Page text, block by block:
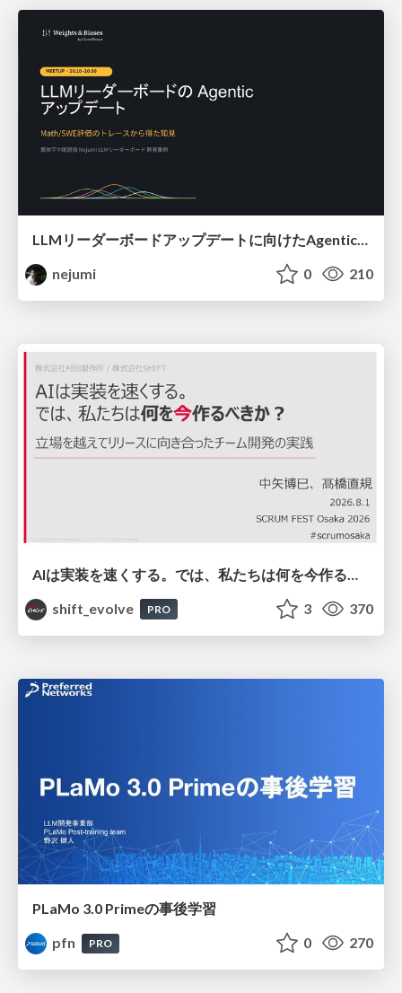
LLMリーダーボードアップデートに向けたAgentic Math_SWEのトレースについて
nejumi
0 210
shift_evolve
PRO 3 370
PLaMo 3.0 Primeの事後学習
pfn
PRO 0 270